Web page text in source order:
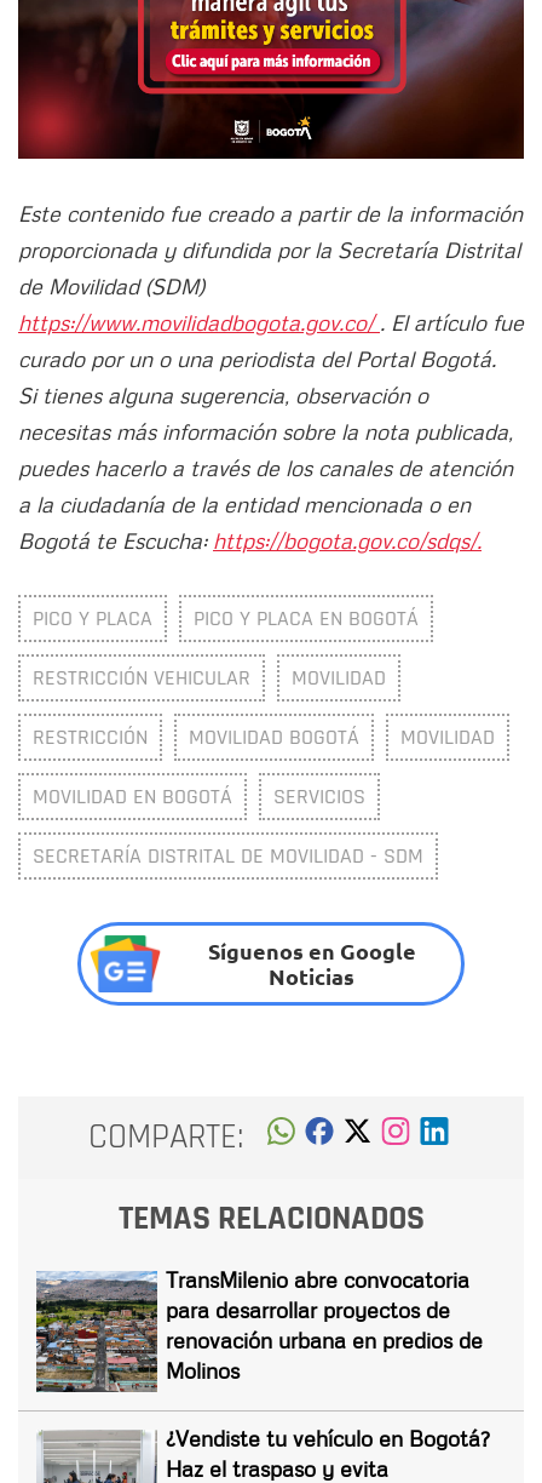
Este contenido fue creado a partir de la información
proporcionada y difundida por la Secretaría Distrital
de Movilidad (SDM)
https://www.movilidadbogota.gov.co/. El artículo fue
curado por un o una periodista del Portal Bogotá.
Si tienes alguna sugerencia, observación o
necesitas más información sobre la nota publicada,
puedes hacerlo a través de los canales de atención
a la ciudadanía de la entidad mencionada o en
Bogotá te Escucha: https://bogota.gov.co/sdqs/.
PICO Y PLACA PICO Y PLACA EN BOGOTÁ
RESTRICCIÓN VEHICULAR MOVILIDAD
RESTRICCIÓN MOVILIDAD BOGOTÁ MOVILIDAD
MOVILIDAD EN BOGOTÁ SERVICIOS
SECRETARÍA DISTRITAL DE MOVILIDAD - SDM
Síguenos en Google
Noticias
COMPARTE:
TEMAS RELACIONADOS
TransMilenio abre convocatoria
para desarrollar proyectos de
renovación urbana en predios de
Molinos
¿Vendiste tu vehículo en Bogotá?
Haz el traspaso y evita